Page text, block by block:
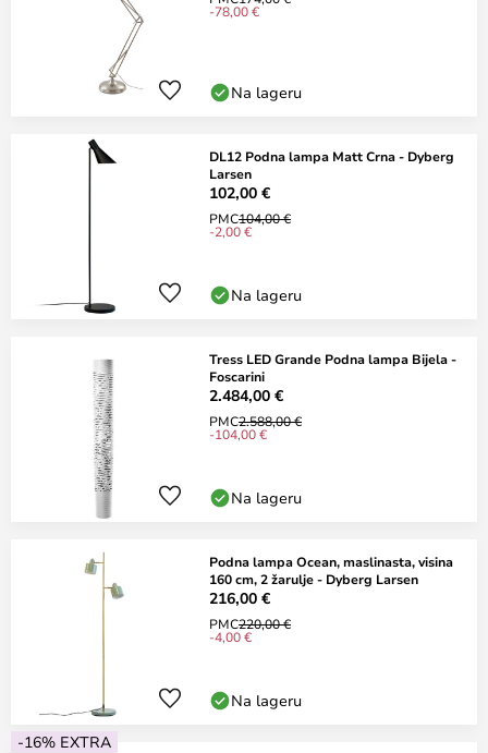
-78,00 €
Na lageru
DL12 Podna lampa Matt Crna - Dyberg
Larsen
102,00 €
PMC104,00 €
-2,00 €
Na lageru
Tress LED Grande Podna lampa Bijela -
Foscarini
2.484,00 €
PMC2.588,00 €
-104,00 €
Na lageru
Podna lampa Ocean, maslinasta, visina
160 cm, 2 žarulje - Dyberg Larsen
216,00 €
PMC220,00 €
-4,00 €
Na lageru
-16% EXTRA